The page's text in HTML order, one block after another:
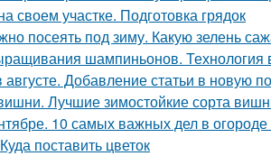
своем участке. Подготовка грядок
посеять под зиму. Какую зелень
шампиньонов.
Добавление статьи в новую
Лучшие зимостойкие сорта
10 самых важных дел в
поставить цветок